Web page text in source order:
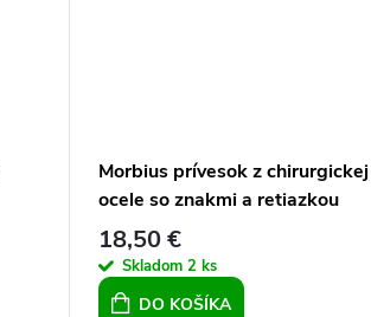
Morbius prívesok z chirurgickej
ocele so znakmi a retiazkou
18,50 €
Skladom 2 ks
DO KOŠÍKA